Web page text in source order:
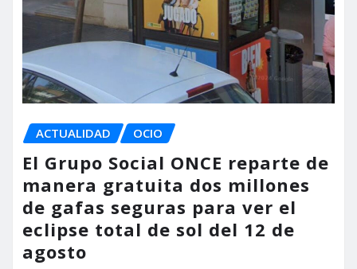
ACTUALIDAD OCIO
El Grupo Social ONCE reparte de
manera gratuita dos millones
de gafas seguras para ver el
eclipse total de sol del 12 de
agosto